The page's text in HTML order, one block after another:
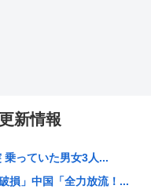
新情報
乗っていた男女3人...
損」中国「全力放流！...